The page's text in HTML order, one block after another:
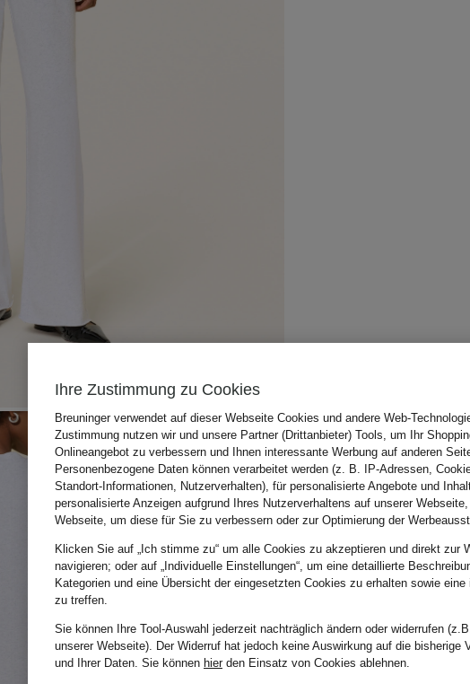
Ihre Zustimmung zu Cookies
Breuninger verwendet auf dieser Webseite Cookies und andere Web-
Zustimmung nutzen wir und unsere Partner (Drittanbieter) Tools, um Ihr
Onlineangebot zu verbessern und Ihnen interessante Werbung auf anderen
Personenbezogene Daten können verarbeitet werden (z. B. IP-Adressen,
Standort-Informationen, Nutzerverhalten), für personalisierte Angebote und
personalisierte Anzeigen aufgrund Ihres Nutzerverhaltens auf unserer
Webseite, um diese für Sie zu verbessern oder zur Optimierung der
Klicken Sie auf „Ich stimme zu“ um alle Cookies zu akzeptieren und direkt zur
navigieren; oder auf „Individuelle Einstellungen“, um eine detaillierte
Kategorien und eine Übersicht der eingesetzten Cookies zu erhalten sowie eine
zu treffen.
Sie können Ihre Tool-Auswahl jederzeit nachträglich ändern oder widerrufen
unserer Webseite). Der Widerruf hat jedoch keine Auswirkung auf die bisherige
und Ihrer Daten. Sie können hierden Einsatz von Cookies ablehnen.